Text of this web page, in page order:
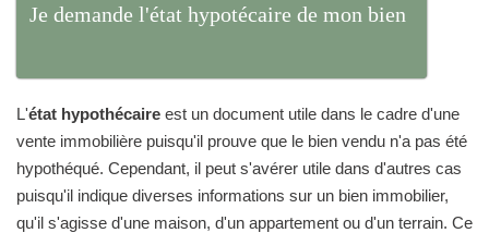
Je demande l'état hypotécaire de mon bien
L'état hypothécaire est un document utile dans le cadre d'une
vente immobilière puisqu'il prouve que le bien vendu n'a pas été
hypothéqué. Cependant, il peut s'avérer utile dans d'autres cas
puisqu'il indique diverses informations sur un bien immobilier,
qu'il s'agisse d'une maison, d'un appartement ou d'un terrain. Ce